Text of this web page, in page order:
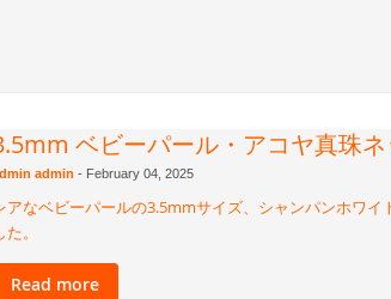
ベビーパール・アコヤ真珠
admin- February 04, 2025
アなベビーパールの3.5mmサイズ、シャンパンホワ
た。
Read more